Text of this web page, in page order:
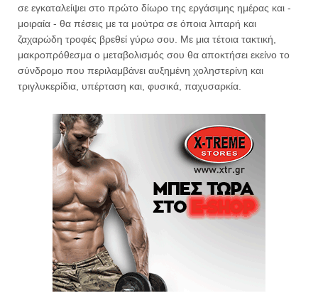
σε εγκαταλείψει στο πρώτο δίωρο της εργάσιμης ημέρας και -
μοιραία - θα πέσεις με τα μούτρα σε όποια λιπαρή και
ζαχαρώδη τροφές βρεθεί γύρω σου. Με μια τέτοια τακτική,
μακροπρόθεσμα ο μεταβολισμός σου θα αποκτήσει εκείνο το
σύνδρομο που περιλαμβάνει αυξημένη χοληστερίνη και
τριγλυκερίδια, υπέρταση και, φυσικά, παχυσαρκία.